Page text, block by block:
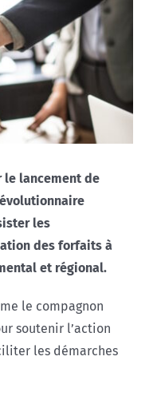
le lancement de
les
des forfaits à
et régional.
le compagnon
soutenir l’action
les démarches